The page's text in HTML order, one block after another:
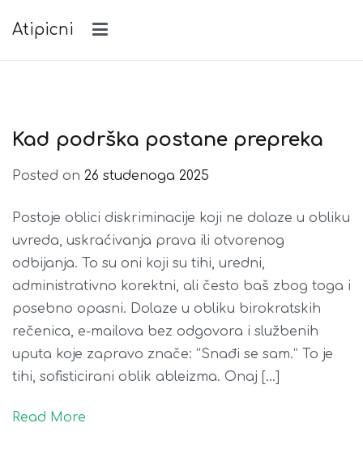
toAtipicni
Kad podrška postane prepreka
Posted on 26 studenoga 2025
Postoje oblici diskriminacije koji ne dolaze u obliku
uvreda, uskraćivanja prava ili otvorenog
odbijanja. To su oni koji su tihi, uredni,
administrativno korektni, ali često baš zbog toga i
posebno opasni. Dolaze u obliku birokratskih
rečenica, e-mailova bez odgovora i službenih
uputa koje zapravo znače: “Snađi se sam.” To je
tihi, sofisticirani oblik ableizma. Onaj […]
Read More